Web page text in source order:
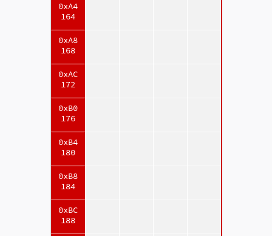
0xA4
164
0xA8
168
0xAC
172
0xB0
176
0xB4
180
0xB8
184
0xBC
188